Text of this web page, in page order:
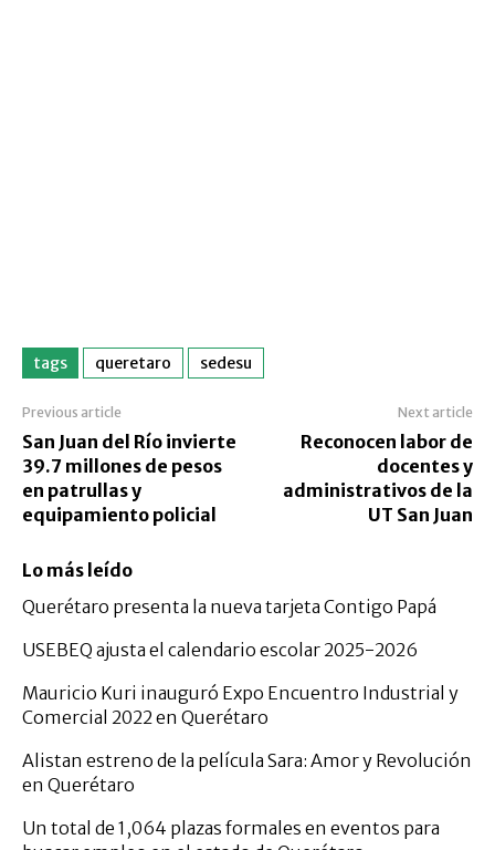
tags queretaro sedesu
Previous article
San Juan del Río invierte
39.7 millones de pesos
en patrullas y
equipamiento policial
Next article
Reconocen labor de
docentes y
administrativos de la
UT San Juan
Lo más leído
Querétaro presenta la nueva tarjeta Contigo Papá
USEBEQ ajusta el calendario escolar 2025-2026
Mauricio Kuri inauguró Expo Encuentro Industrial y
Comercial 2022 en Querétaro
Alistan estreno de la película Sara: Amor y Revolución
en Querétaro
Un total de 1,064 plazas formales en eventos para